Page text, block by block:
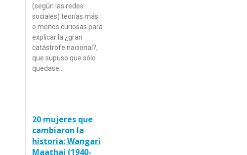
(según las redes
sociales) teorías más
o menos curiosas para
explicar la ¿gran
catástrofe nacional?,
que supuso que sólo
quedase…
20 mujeres que
cambiaron la
historia: Wangari
Maathai (1940-